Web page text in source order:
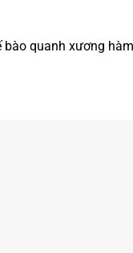
quanh xương